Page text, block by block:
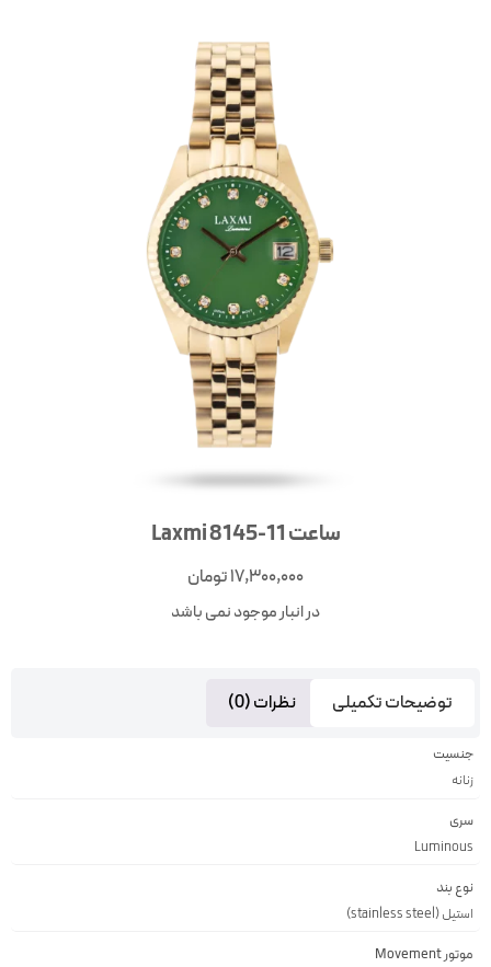
ساعت Laxmi 8145-11
17,300,000تومان
در انبار موجود نمی باشد
توضیحات تکمیلی نظرات (0)
جنسیت
زنانه
سری
Luminous
نوع بند
استیل (stainless steel)
موتور Movement